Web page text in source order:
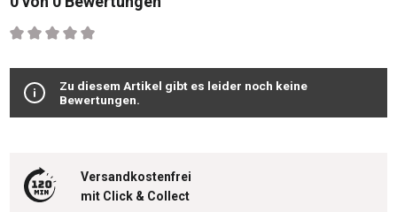
Durchschnittliche Bewertung von 0 von 5 Sternen
Zu diesem Artikel gibt es leider noch keine
Bewertungen.
Versandkostenfrei
mit Click & Collect